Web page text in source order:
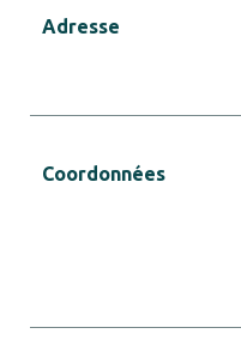
Adresse
Coordonnées